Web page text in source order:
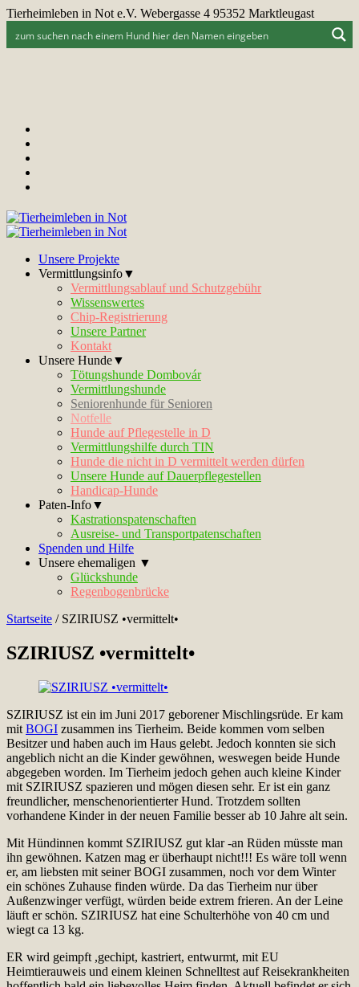
Tierheimleben in Not e.V. Webergasse 4 95352 Marktleugast
Unsere Projekte
Vermittlungsinfo▼
Vermittlungsablauf und Schutzgebühr
Wissenswertes
Chip-Registrierung
Unsere Partner
Kontakt
Unsere Hunde▼
Tötungshunde Dombovár
Vermittlungshunde
Seniorenhunde für Senioren
Notfelle
Hunde auf Pflegestelle in D
Vermittlungshilfe durch TIN
Hunde die nicht in D vermittelt werden dürfen
Unsere Hunde auf Dauerpflegestellen
Handicap-Hunde
Paten-Info▼
Kastrationspatenschaften
Ausreise- und Transportpatenschaften
Spenden und Hilfe
Unsere ehemaligen ▼
Glückshunde
Regenbogenbrücke
Startseite / SZIRIUSZ •vermittelt•
SZIRIUSZ •vermittelt•
SZIRIUSZ ist ein im Juni 2017 geborener Mischlingsrüde. Er kam
mit BOGI zusammen ins Tierheim. Beide kommen vom selben
Besitzer und haben auch im Haus gelebt. Jedoch konnten sie sich
angeblich nicht an die Kinder gewöhnen, weswegen beide Hunde
abgegeben worden. Im Tierheim jedoch gehen auch kleine Kinder
mit SZIRIUSZ spazieren und mögen diesen sehr. Er ist ein ganz
freundlicher, menschenorientierter Hund. Trotzdem sollten
vorhandene Kinder in der neuen Familie besser ab 10 Jahre alt sein.
Mit Hündinnen kommt SZIRIUSZ gut klar -an Rüden müsste man
ihn gewöhnen. Katzen mag er überhaupt nicht!!! Es wäre toll wenn
er, am liebsten mit seiner BOGI zusammen, noch vor dem Winter
ein schönes Zuhause finden würde. Da das Tierheim nur über
Außenzwinger verfügt, würden beide extrem frieren. An der Leine
läuft er schön. SZIRIUSZ hat eine Schulterhöhe von 40 cm und
wiegt ca 13 kg.
ER wird geimpft ,gechipt, kastriert, entwurmt, mit EU
Heimtierauweis und einem kleinen Schnelltest auf Reisekrankheiten